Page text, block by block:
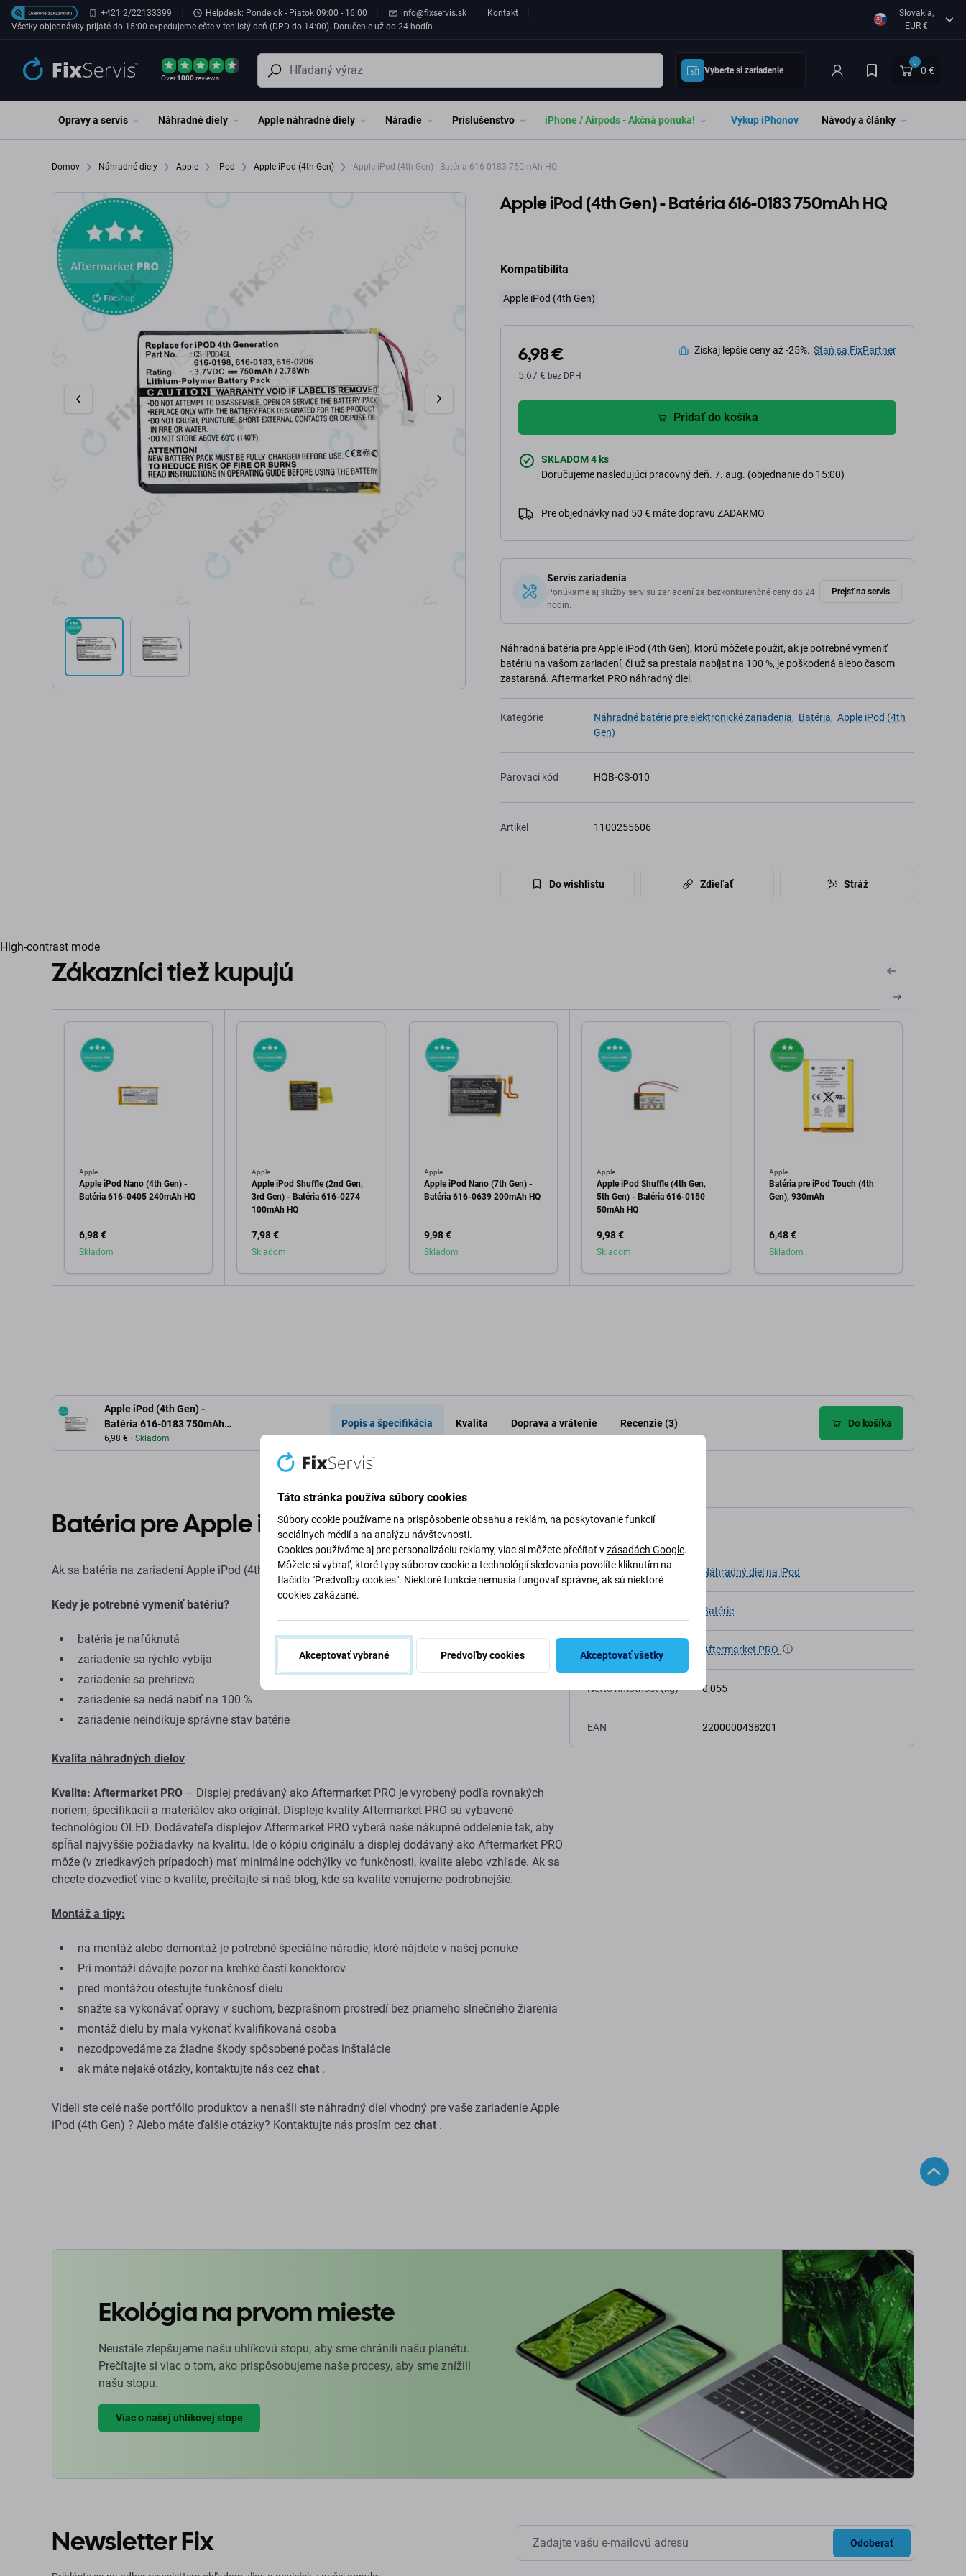
Preskočiť na hlavný obsah+421 2/22133399 Helpdesk: Pondelok - Piatok 09:00 - 16:00 info@fixservis.sk
Kontakt
Všetky objednávky prijaté do 15:00 expedujeme ešte v ten istý deň (DPD do 14:00). Doručenie už do 24 hodín.
Slovakia,
EUR €
Over1000reviews
Vyberte si zariadenie
0
0 €
Opravy a servis Náhradné diely Apple náhradné diely Náradie Príslušenstvo iPhone / Airpods - Akčná ponuka! Výkup iPhonov Návody a články
Domov Náhradné diely Apple iPod Apple iPod (4th Gen) Apple iPod (4th Gen) - Batéria 616-0183 750mAh HQ
Apple iPod (4th Gen) - Batéria 616-0183 750mAh HQ
Kompatibilita
Apple iPod (4th Gen)
6,98 €
5,67 € bez DPH
Získaj lepšie ceny až -25%. Staň sa FixPartner
Pridať do košíka
SKLADOM 4 ks
Doručujeme nasledujúci pracovný deň. 7. aug. (objednanie do 15:00)
Pre objednávky nad 50 € máte dopravu ZADARMO
Servis zariadenia
Ponúkame aj služby servisu zariadení za bezkonkurenčné ceny do 24
hodín.
Prejsť na servis
Náhradná batéria pre Apple iPod (4th Gen), ktorú môžete použiť, ak je potrebné vymeniť
batériu na vašom zariadení, či už sa prestala nabíjať na 100 %, je poškodená alebo časom
zastaraná. Aftermarket PRO náhradný diel.
Kategórie Náhradné batérie pre elektronické zariadenia, Batéria, Apple iPod (4th
Gen)
Párovací kód HQB-CS-010
Artikel 1100255606
Do wishlistu Zdieľať Stráž
High-contrast mode
Zákazníci tiež kupujú
Apple
Apple iPod Nano (4th Gen) -
Batéria 616-0405 240mAh HQ
6,98 €
Skladom
Apple
Apple iPod Shuffle (2nd Gen,
3rd Gen) - Batéria 616-0274
100mAh HQ
7,98 €
Skladom
Apple
Apple iPod Nano (7th Gen) -
Batéria 616-0639 200mAh HQ
9,98 €
Skladom
Apple
Apple iPod Shuffle (4th Gen,
5th Gen) - Batéria 616-0150
50mAh HQ
9,98 €
Skladom
Apple
Batéria pre iPod Touch (4th
Gen), 930mAh
6,48 €
Skladom
Apple iPod (4th Gen) -
Batéria 616-0183 750mAh
HQ
6,98 € Skladom
Popis a špecifikácia Kvalita Doprava a vrátenie Recenzie (3) Do košíka
Batéria pre Apple iPod (4th Gen)
Ak sa batéria na zariadení Apple iPod (4th Gen) nafúkla alebo stratila kapacitu, je potrebné ju vymeniť.
Kedy je potrebné vymeniť batériu?
batéria je nafúknutá
zariadenie sa rýchlo vybíja
zariadenie sa prehrieva
zariadenie sa nedá nabiť na 100 %
zariadenie neindikuje správne stav batérie
Kvalita náhradných dielov
Kvalita: Aftermarket PRO – Displej predávaný ako Aftermarket PRO je vyrobený podľa rovnakých
noriem, špecifikácií a materiálov ako originál. Displeje kvality Aftermarket PRO sú vybavené
technológiou OLED. Dodávateľa displejov Aftermarket PRO vyberá naše nákupné oddelenie tak, aby
spĺňal najvyššie požiadavky na kvalitu. Ide o kópiu originálu a displej dodávaný ako Aftermarket PRO
môže (v zriedkavých prípadoch) mať minimálne odchýlky vo funkčnosti, kvalite alebo vzhľade. Ak sa
chcete dozvedieť viac o kvalite, prečítajte si náš blog, kde sa kvalite venujeme podrobnejšie.
Montáž a tipy:
na montáž alebo demontáž je potrebné špeciálne náradie, ktoré nájdete v našej ponuke
Pri montáži dávajte pozor na krehké časti konektorov
pred montážou otestujte funkčnosť dielu
snažte sa vykonávať opravy v suchom, bezprašnom prostredí bez priameho slnečného žiarenia
montáž dielu by mala vykonať kvalifikovaná osoba
nezodpovedáme za žiadne škody spôsobené počas inštalácie
ak máte nejaké otázky, kontaktujte nás cez chat .
Videli ste celé naše portfólio produktov a nenašli ste náhradný diel vhodný pre vaše zariadenie Apple
iPod (4th Gen) ? Alebo máte ďalšie otázky? Kontaktujte nás prosím cez chat .
Typ zariadenia Náhradný diel na iPod
Batérie
Originalita Aftermarket PRO
Netto hmotnosť (kg) 0,055
EAN 2200000438201
Ekológia na prvom mieste
Neustále zlepšujeme našu uhlíkovú stopu, aby sme chránili našu planétu.
Prečítajte si viac o tom, ako prispôsobujeme naše procesy, aby sme znížili
našu stopu.
Viac o našej uhlíkovej stope
Newsletter Fix Odoberať
Táto stránka používa súbory cookies
Súbory cookie používame na prispôsobenie obsahu a reklám, na poskytovanie funkcií
sociálnych médií a na analýzu návštevnosti.
Cookies používáme aj pre personalizáciu reklamy, viac si môžete přečítať vzásadách Google.
Môžete si vybrať, ktoré typy súborov cookie a technológií sledovania povolíte kliknutím na
tlačidlo "Predvoľby cookies". Niektoré funkcie nemusia fungovať správne, ak sú niektoré
cookies zakázané.
Akceptovať vybrané Predvoľby cookies Akceptovať všetky